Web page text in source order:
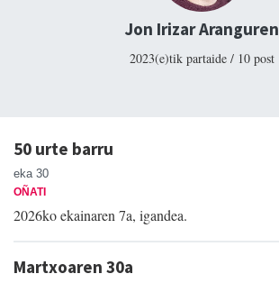
Jon Irizar Aranguren
2023(e)tik partaide / 10 post
50 urte barru
eka 30
OÑATI
2026ko ekainaren 7a, igandea.
Martxoaren 30a